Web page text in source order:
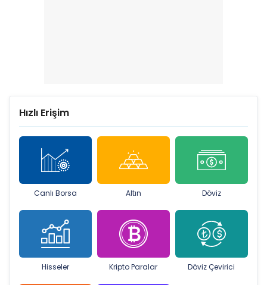
Hızlı Erişim
Canlı Borsa Altın Döviz
Hisseler Kripto Paralar Döviz Çevirici